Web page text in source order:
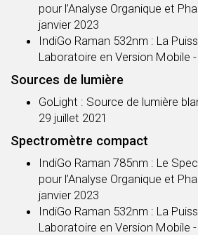
pour l’Analyse Organique et
janvier 2023
IndiGo Raman 532nm : La
Laboratoire en Version Mobile
Sources de lumière
GoLight : Source de lumière
29 juillet 2021
Spectromètre compact
IndiGo Raman 785nm : Le
pour l’Analyse Organique et
janvier 2023
IndiGo Raman 532nm : La
Laboratoire en Version Mobile